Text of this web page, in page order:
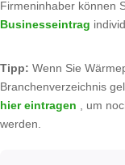
Firmeninhaber können
Businesseintrag
Tipp: Wenn Sie
Branchenverzeichnis
hier eintragen , um
werden.